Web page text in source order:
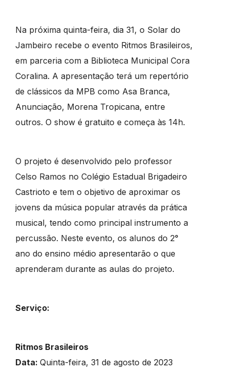
Na próxima quinta-feira, dia 31, o Solar do
Jambeiro recebe o evento Ritmos Brasileiros,
em parceria com a Biblioteca Municipal Cora
Coralina. A apresentação terá um repertório
de clássicos da MPB como Asa Branca,
Anunciação, Morena Tropicana, entre
outros. O show é gratuito e começa às 14h.
O projeto é desenvolvido pelo professor
Celso Ramos no Colégio Estadual Brigadeiro
Castrioto e tem o objetivo de aproximar os
jovens da música popular através da prática
musical, tendo como principal instrumento a
percussão. Neste evento, os alunos do 2°
ano do ensino médio apresentarão o que
aprenderam durante as aulas do projeto.
Serviço:
Ritmos Brasileiros
Data: Quinta-feira, 31 de agosto de 2023